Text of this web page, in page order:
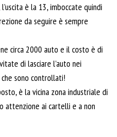
è la 13, imboccate quindi
da seguire è sempre
circa 2000 auto e il costo è di
di lasciare l’auto nei
sono controllati!
è la vicina zona industriale di
attenzione ai cartelli e a non